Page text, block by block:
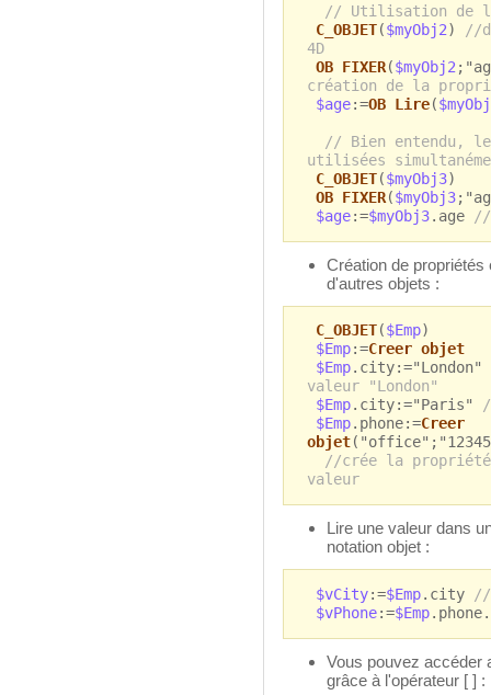
// Utilisation de la
C_OBJET($myObj2)
//
4D
OB FIXER($myObj2
création de la
$age:=OB Lire(
// Bien entendu,
utilisées
C_OBJET($myObj3)
OB FIXER($myObj3
$age:=$myObj3.age //
Création de
d'autres objets :
C_OBJET($Emp)
$Emp:=Creer objet
$Emp.city:="London"
valeur "London"
$Emp.city:="Paris"
$Emp.phone:=Creer
objet
//crée la propriété
valeur
Lire une valeur dans
notation objet :
$vCity:=$Emp.city
//
$vPhone:=$Emp
Vous pouvez accéder
grâce à l'opérateur [ ] :